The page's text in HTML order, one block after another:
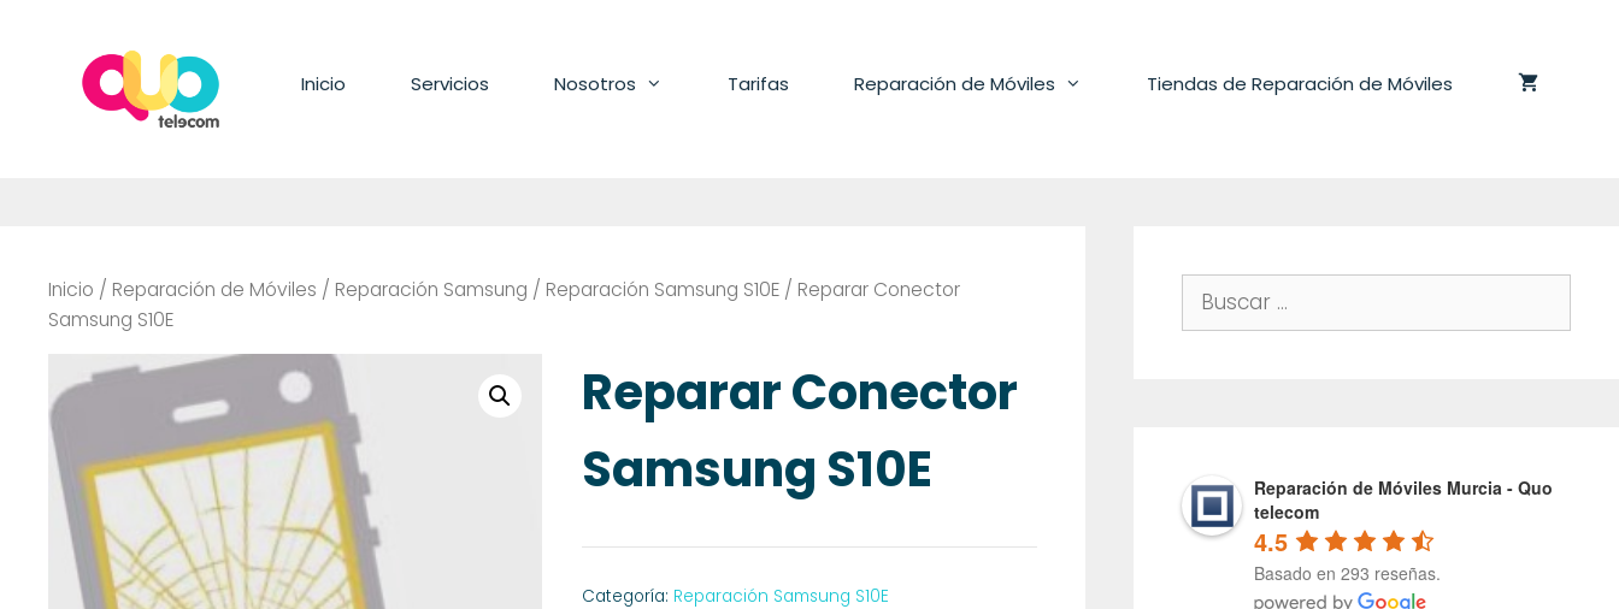
contenido
Inicio Servicios Nosotros Tarifas Reparación de Móviles Tiendas de Reparación de Móviles
Inicio / Reparación de Móviles / Reparación Samsung / Reparación Samsung S10E / Reparar Conector
Samsung S10E
Reparar Conector
Samsung S10E
Categoría: Reparación Samsung S10E
Buscar:
Reparación de Móviles Murcia - Quo
telecom
4.5
Basado en 293 reseñas.